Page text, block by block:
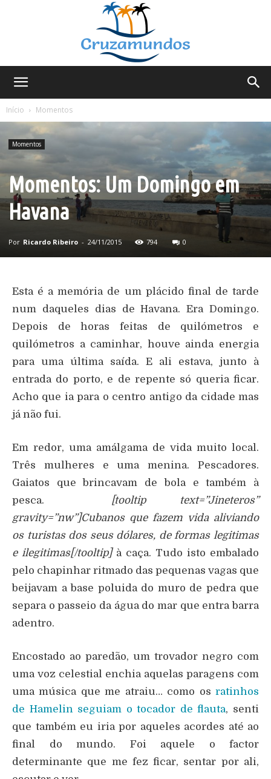
Início
Momentos
Momentos
Momentos: Um Domingo em
Havana
Por Ricardo Ribeiro - 24/11/2015 794 0
Esta é a memória de um plácido final de tarde
num daqueles dias de Havana. Era Domingo.
Depois de horas feitas de quilómetros e
quilómetros a caminhar, houve ainda energia
para uma última saída. E ali estava, junto à
entrada do porto, e de repente só queria ficar.
Acho que ia para o centro antigo da cidade mas
já não fui.
Em redor, uma amálgama de vida muito local.
Três mulheres e uma menina. Pescadores.
Gaiatos que brincavam de bola e também à
pesca. [tooltip text=”Jineteros”
gravity=”nw”]Cubanos que fazem vida aliviando
os turistas dos seus dólares, de formas legitimas
e ilegitimas[/tooltip]à caça. Tudo isto embalado
pelo chapinhar ritmado das pequenas vagas que
beijavam a base poluida do muro de pedra que
separa o passeio da água do mar que entra barra
adentro.
Encostado ao paredão, um trovador negro com
uma voz celestial enchia aquelas paragens com
uma música que me atraiu… como os ratinhos
de Hamelin seguiam o tocador de flauta, senti
que também eu iria por aqueles acordes até ao
final do mundo. Foi aquele o factor
determinante que me fez ficar, sentar por ali,